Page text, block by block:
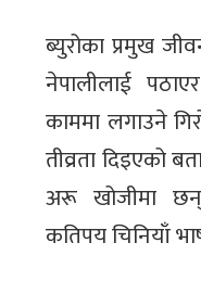
ब्युरोका प्रमुख
नेपालीलाई
काममा लगाउने
तीव्रता दिइएको
अरू खोजीमा
कतिपय चिनियाँ